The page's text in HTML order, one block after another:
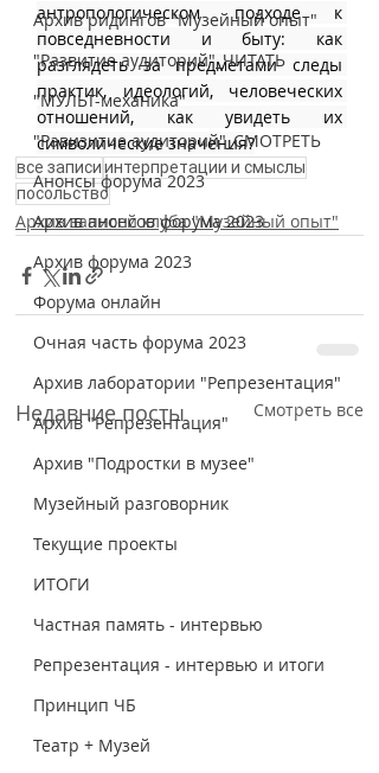
Архив ридингов "Музейный опыт"
"Развитие аудиторий"_ЧИТАТЬ
"МУЛЬТ-механика"
"Равизитие аудиторий"_СМОТРЕТЬ
Анонсы форума 2023
Архив анонсов форума 2023
Архив форума 2023
Форума онлайн
Очная часть форума 2023
Архив лаборатории "Репрезентация"
Архив "Репрезентация"
Архив "Подростки в музее"
Музейный разговорник
Текущие проекты
ИТОГИ
Частная память - интервью
Репрезентация - интервью и итоги
Принцип ЧБ
Театр + Музей
антропологическом подходе к
повседневности и быту: как
разглядеть за предметами следы
практик, идеологий, человеческих
отношений, как увидеть их
символические значения?
все записиинтерпретации и смыслы
посольство
Архив записей клуба "Музейный опыт"
Недавние посты Смотреть все